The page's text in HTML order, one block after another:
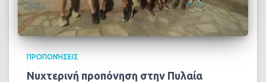
ΠΡΟΠΟΝΉΣΕΙΣ
Νυχτερινή προπόνηση στην Πυλαία